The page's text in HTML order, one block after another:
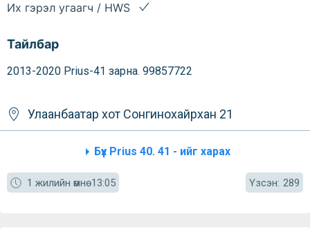
Их гэрэл угаагч / HWS
Тайлбар
2013-2020 Prius-41 зарна. 99857722
Улаанбаатар хот Сонгинохайрхан 21
Бүх Prius 40. 41 - ийг харах
1 жилийн өмнө 13:05 Үзсэн: 289